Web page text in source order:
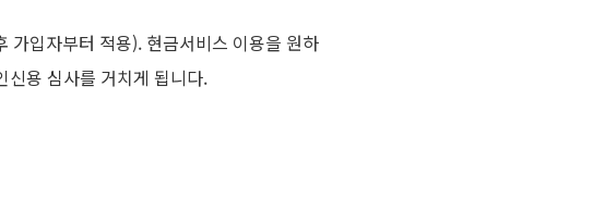
가입자부터 적용). 현금서비스 이용을 원하
신용 심사를 거치게 됩니다.